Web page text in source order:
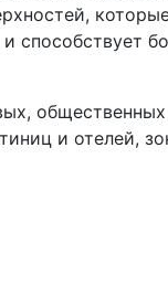
способствует
и отелей,